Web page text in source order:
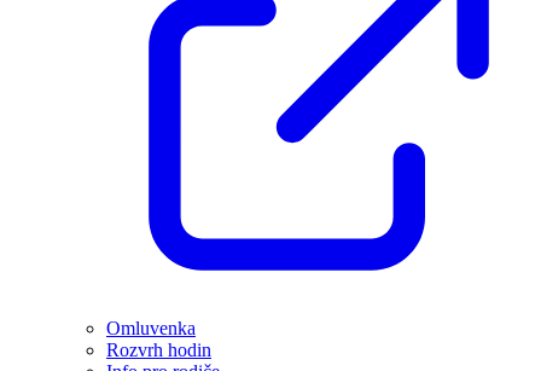
Omluvenka
Rozvrh hodin